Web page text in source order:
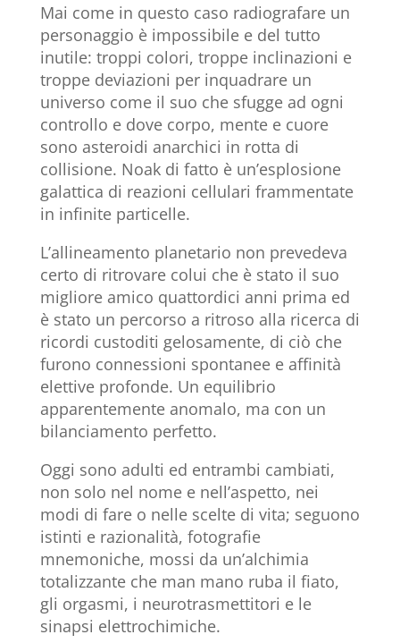
Mai come in questo caso radiografare un
personaggio è impossibile e del tutto
inutile: troppi colori, troppe inclinazioni e
troppe deviazioni per inquadrare un
universo come il suo che sfugge ad ogni
controllo e dove corpo, mente e cuore
sono asteroidi anarchici in rotta di
collisione. Noak di fatto è un’esplosione
galattica di reazioni cellulari frammentate
in infinite particelle.
L’allineamento planetario non prevedeva
certo di ritrovare colui che è stato il suo
migliore amico quattordici anni prima ed
è stato un percorso a ritroso alla ricerca di
ricordi custoditi gelosamente, di ciò che
furono connessioni spontanee e affinità
elettive profonde. Un equilibrio
apparentemente anomalo, ma con un
bilanciamento perfetto.
Oggi sono adulti ed entrambi cambiati,
non solo nel nome e nell’aspetto, nei
modi di fare o nelle scelte di vita; seguono
istinti e razionalità, fotografie
mnemoniche, mossi da un’alchimia
totalizzante che man mano ruba il fiato,
gli orgasmi, i neurotrasmettitori e le
sinapsi elettrochimiche.